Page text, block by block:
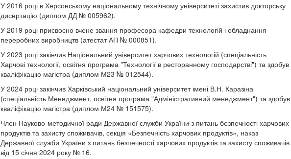
У 2016 році в Херсонському національному технічному університеті захистив докторську
дисертацію (диплом ДД № 005962).
У 2019 році присвоєно вчене звання професора кафедри технологій і обладнання
переробних виробництв (атестат АП № 000851).
У 2023 році закінчив Національний університет харчових технологій (спеціальність
Харчові технології, освітня програма "Технології в ресторанному господарстві") та здобув
кваліфікацію магістра (диплом М23 № 012544).
У 2024 році закінчив Харківський національний університет імені В.Н. Каразіна
(спеціальність Менеджмент, освітня програма "Адміністративний менеджмент") та здобув
кваліфікацію магістра (диплом М24 № 151575).
Член Науково-методичної ради Державної служби України з питань безпечності харчових
продуктів та захисту споживачів, секція «Безпечність харчових продуктів», наказ
Державної служби України з питань безпечності харчових продуктів та захисту споживачів
від 15 січня 2024 року № 16.